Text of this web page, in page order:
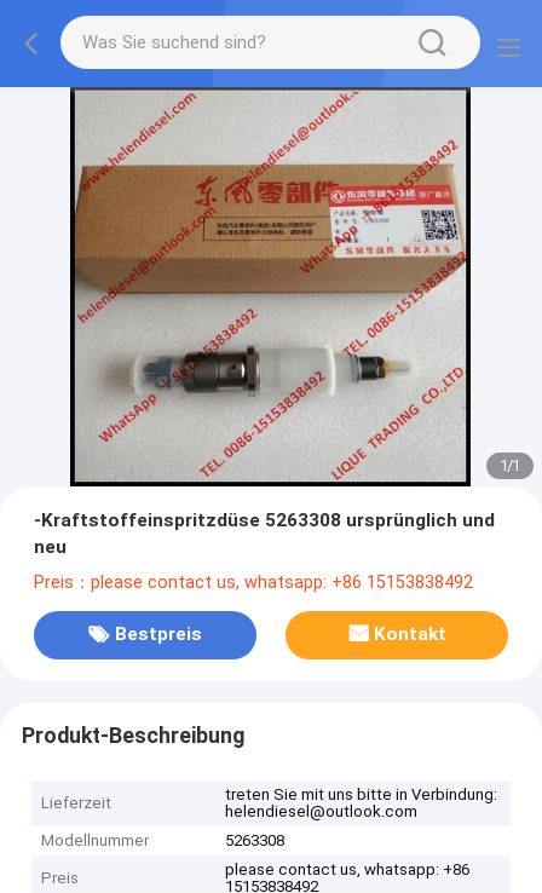
1/1
-Kraftstoffeinspritzdüse 5263308 ursprünglich und
neu
Preis：please contact us, whatsapp: +86 15153838492
Bestpreis Kontakt
Produkt-Beschreibung
Lieferzeit
treten Sie mit uns bitte in Verbindung:
helendiesel@outlook.com
Modellnummer
5263308
Preis
please contact us, whatsapp: +86
15153838492